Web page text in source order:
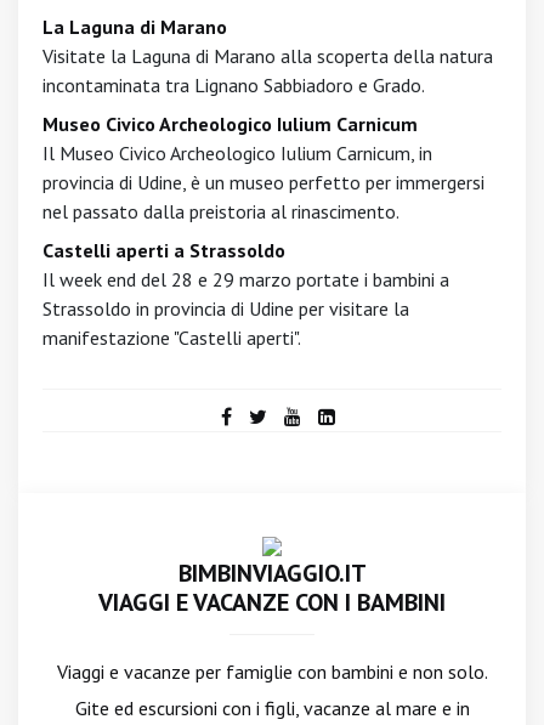
La Laguna di Marano
Visitate la Laguna di Marano alla scoperta della natura
incontaminata tra Lignano Sabbiadoro e Grado.
Museo Civico Archeologico Iulium Carnicum
Il Museo Civico Archeologico Iulium Carnicum, in
provincia di Udine, è un museo perfetto per immergersi
nel passato dalla preistoria al rinascimento.
Castelli aperti a Strassoldo
Il week end del 28 e 29 marzo portate i bambini a
Strassoldo in provincia di Udine per visitare la
manifestazione "Castelli aperti".
BIMBINVIAGGIO.IT
VIAGGI E VACANZE CON I BAMBINI
Viaggi e vacanze per famiglie con bambini e non solo.
Gite ed escursioni con i figli, vacanze al mare e in